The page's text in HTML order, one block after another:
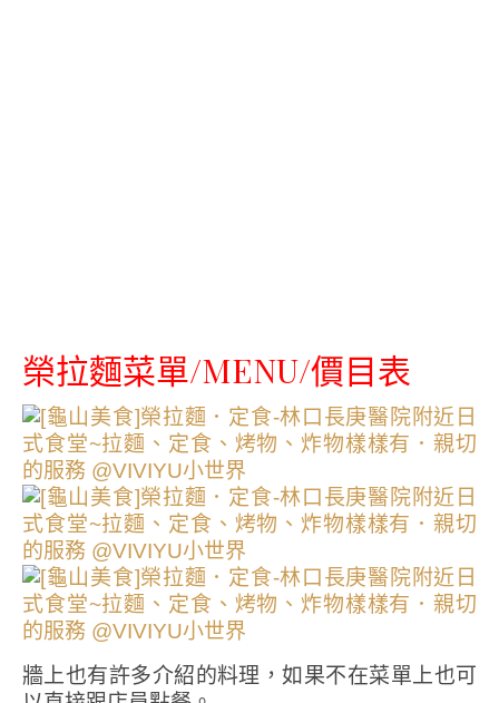
榮拉麵菜單/MENU/價目表
牆上也有許多介紹的料理，如果不在菜單上也可